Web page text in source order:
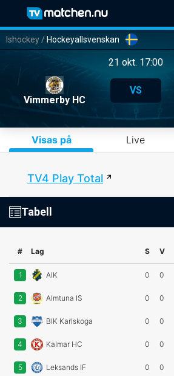
Ishockey / Hockeyallsvenskan
21 okt. 17:00
Vimmerby HC
VS
Visas på Live
TV4 Play Total
Tabell
# Lag S V
1 AIK 0 0
2 Almtuna IS 0 0
3 BIK Karlskoga 0 0
4 Kalmar HC 0 0
5 Leksands IF 0 0